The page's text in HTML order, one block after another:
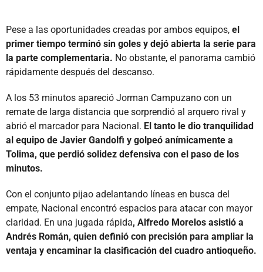
Pese a las oportunidades creadas por ambos equipos, el
primer tiempo terminó sin goles y dejó abierta la serie para
la parte complementaria. No obstante, el panorama cambió
rápidamente después del descanso.
A los 53 minutos apareció Jorman Campuzano con un
remate de larga distancia que sorprendió al arquero rival y
abrió el marcador para Nacional. El tanto le dio tranquilidad
al equipo de Javier Gandolfi y golpeó anímicamente a
Tolima, que perdió solidez defensiva con el paso de los
minutos.
Con el conjunto pijao adelantando líneas en busca del
empate, Nacional encontró espacios para atacar con mayor
claridad. En una jugada rápida, Alfredo Morelos asistió a
Andrés Román, quien definió con precisión para ampliar la
ventaja y encaminar la clasificación del cuadro antioqueño.